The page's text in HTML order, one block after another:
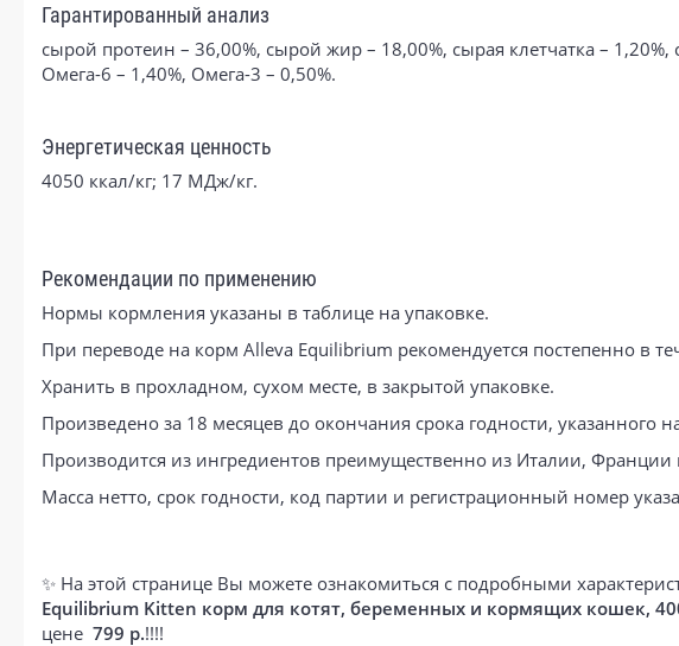
Гарантированный анализ
сырой протеин – 36,00%, сырой жир – 18,00%, сырая клетчатка –
Омега-6 – 1,40%, Омега-3 – 0,50%.
Энергетическая ценность
4050 ккал/кг; 17 МДж/кг.
Рекомендации по применению
Нормы кормления указаны в таблице на упаковке.
При переводе на корм Alleva Equilibrium рекомендуется постепенно в
Хранить в прохладном, сухом месте, в закрытой упаковке.
Произведено за 18 месяцев до окончания срока годности, указанного
Производится из ингредиентов преимущественно из Италии,
Масса нетто, срок годности, код партии и регистрационный номер
✨ На этой странице Вы можете ознакомиться с подробными
Equilibrium Kitten корм для котят, беременных и кормящих кошек,
цене 799 р.!!!!